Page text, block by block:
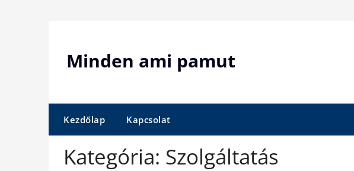
Minden ami pamut
Kezdőlap Kapcsolat
Kategória: Szolgáltatás